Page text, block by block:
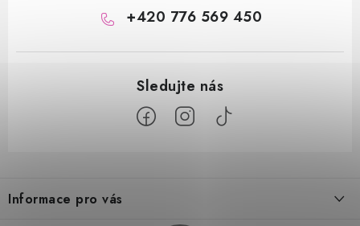
+420 776 569 450
pInformace pro vás